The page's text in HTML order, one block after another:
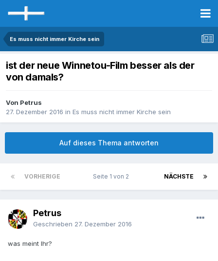
Es muss nicht immer Kirche sein
ist der neue Winnetou-Film besser als der
von damals?
Von Petrus
27. Dezember 2016 in Es muss nicht immer Kirche sein
Auf dieses Thema antworten
VORHERIGE NÄCHSTE
Seite 1 von 2
Petrus
Geschrieben 27. Dezember 2016
was meint Ihr?